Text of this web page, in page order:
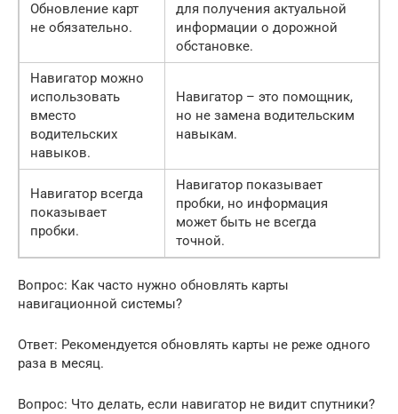
Обновление карт
не обязательно.
для получения актуальной
информации о дорожной
обстановке.
Навигатор можно
использовать
вместо
водительских
навыков.
Навигатор – это помощник,
но не замена водительским
навыкам.
Навигатор всегда
показывает
пробки.
Навигатор показывает
пробки, но информация
может быть не всегда
точной.
Вопрос: Как часто нужно обновлять карты
навигационной системы?
Ответ: Рекомендуется обновлять карты не реже одного
раза в месяц.
Вопрос: Что делать, если навигатор не видит спутники?